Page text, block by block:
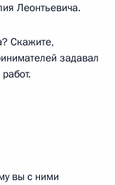
Леонтьевича.
Скажите,
задавал
вы с ними